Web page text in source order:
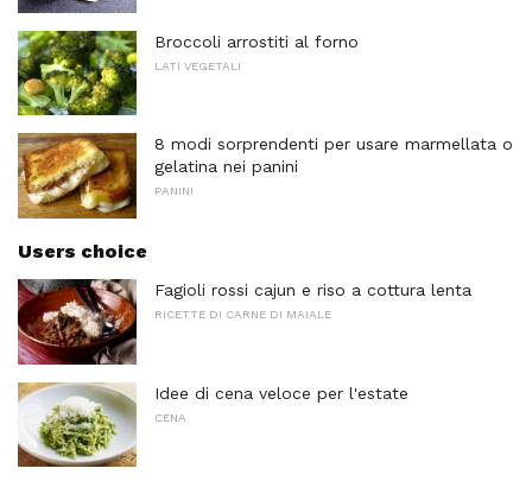
Broccoli arrostiti al forno
LATI VEGETALI
8 modi sorprendenti per usare marmellata o
gelatina nei panini
PANINI
Users choice
Fagioli rossi cajun e riso a cottura lenta
RICETTE DI CARNE DI MAIALE
Idee di cena veloce per l'estate
CENA